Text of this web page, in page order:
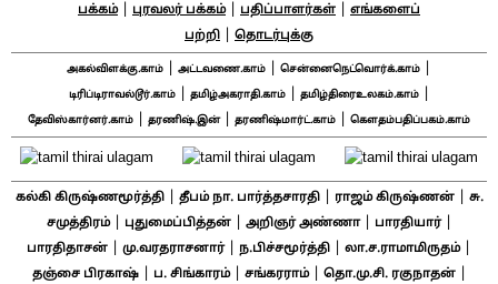
பக்கம்| புரவலர் பக்கம்| பதிப்பாளர்கள்
எங்களைப்
பற்றி
தொடர்புக்கு
அகல்விளக்கு.காம் அட்டவணை.காம் சென்னைநெட்வொர்க்.காம்
டிரிப்டிராவல்டூர்.காம்| தமிழ்அகராதி.காம்| தமிழ்திரைஉலகம்.காம்|
தேவிஸ்கார்னர்.காம் தரணிஷ்.இன்| தரணிஷ்மார்ட்.காம் கௌதம்பதிப்பகம்.காம்
கல்கி கிருஷ்ணமூர்த்தி| தீபம் நா. பார்த்தசாரதி| ராஜம் கிருஷ்ணன்|
சு.
சமுத்திரம்| புதுமைப்பித்தன்| அறிஞர் அண்ணா| பாரதியார்|
பாரதிதாசன் மு.வரதராசனார்| ந.பிச்சமூர்த்தி லா.ச.ராமாமிருதம்|
தஞ்சை பிரகாஷ்| ப. சிங்காரம்| சங்கரராம்| தொ.மு.சி. ரகுநாதன்|